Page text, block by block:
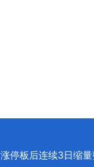
涨停板后连续3日缩